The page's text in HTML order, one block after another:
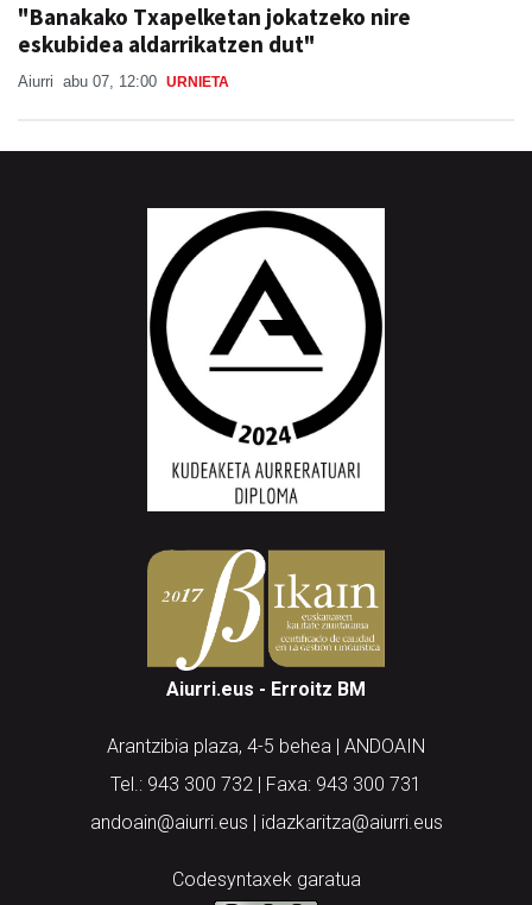
"Banakako Txapelketan jokatzeko nire
eskubidea aldarrikatzen dut"
Aiurri abu 07, 12:00 URNIETA
Aiurri.eus - Erroitz BM
Arantzibia plaza, 4-5 behea | ANDOAIN
Tel.: 943 300 732 | Faxa: 943 300 731
andoain@aiurri.eus | idazkaritza@aiurri.eus
Codesyntaxek garatua